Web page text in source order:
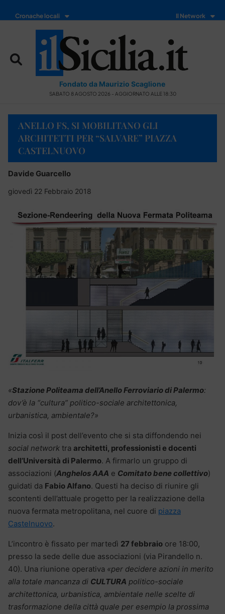
Cronache locali Il Network
Fondato da Maurizio Scaglione
SABATO 8 AGOSTO 2026 - AGGIORNATO ALLE 18:30
ANELLO FS, SI MOBILITANO GLI
ARCHITETTI PER “SALVARE” PIAZZA
CASTELNUOVO
Davide Guarcello
giovedì 22 Febbraio 2018
«Stazione Politeama dell’Anello Ferroviario di Palermo:
dov’è la “cultura” politico-sociale architettonica,
urbanistica, ambientale?»
Inizia così il post dell’evento che si sta diffondendo nei
social network tra architetti, professionisti e docenti
dell’Università di Palermo. A firmarlo un gruppo di
associazioni (Anghelos AAA e Comitato bene collettivo)
guidati da Fabio Alfano. Questi ha deciso di riunire gli
scontenti dell’attuale progetto per la realizzazione della
nuova fermata metropolitana, nel cuore di piazza
Castelnuovo.
L’incontro è fissato per martedì 27 febbraio ore 18:00,
presso la sede delle due associazioni (via Pirandello n.
40). Una riunione operativa «per decidere azioni in merito
alla totale mancanza di CULTURA politico-sociale
architettonica, urbanistica, ambientale nelle scelte di
trasformazione della città quale per esempio la prossima